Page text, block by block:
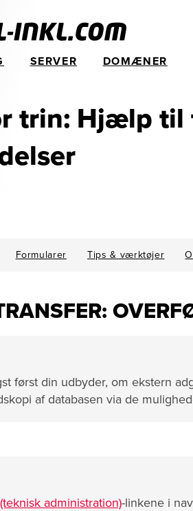
SERVER DOMÆNER
trin: Hjælp til
Formularer Tips & værktøjer
først din udbyder, om ekstern
af databasen via de
administration)-linkene i